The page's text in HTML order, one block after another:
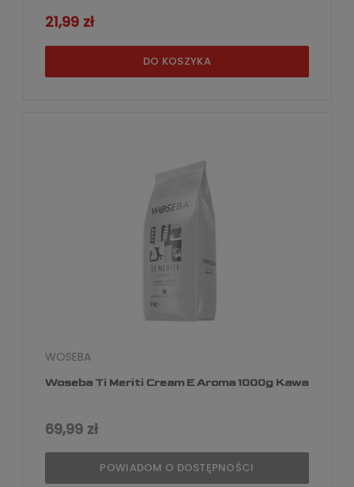
21,99 zł
DO KOSZYKA
Woseba Ti Meriti Cream E Aroma 1000g Kawa
WOSEBA
69,99 zł
POWIADOM O DOSTĘPNOŚCI